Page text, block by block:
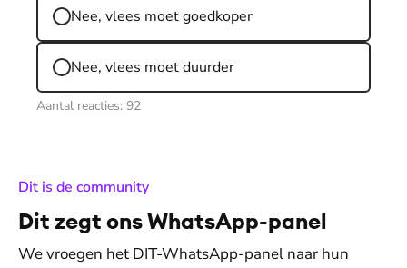
Nee, vlees moet goedkoper
Nee, vlees moet duurder
Aantal reacties: 92
Dit is de community:
Dit zegt ons WhatsApp-panel
We vroegen het DIT-WhatsApp-panel naar hun